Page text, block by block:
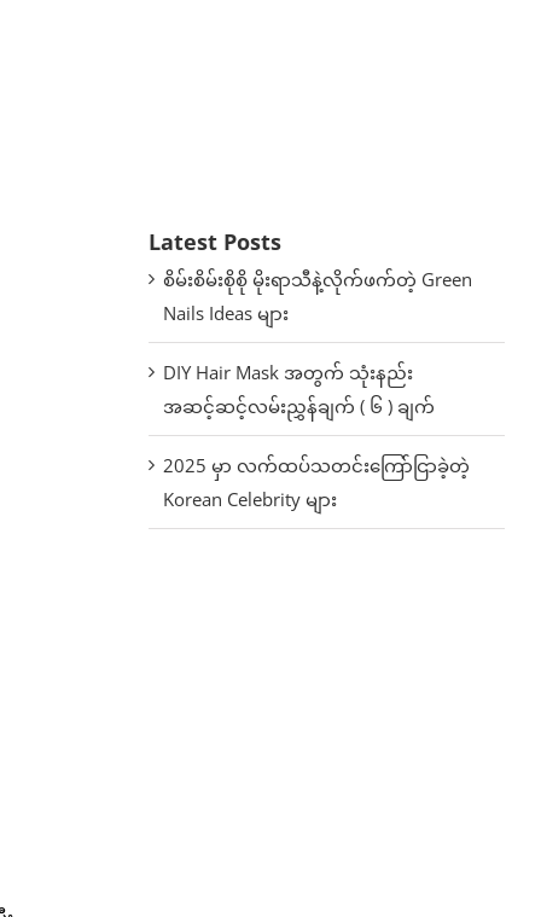
Latest Posts
စိမ်းစိမ်းစိုစို မိုးရာသီနဲ့လိုက်ဖက်တဲ့ Green
Nails Ideas များ
DIY Hair Mask အတွက် သုံးနည်း
အဆင့်ဆင့်လမ်းညွှန်ချက် ( ၆ ) ချက်
2025 မှာ လက်ထပ်သတင်းကြော်ငြာခဲ့တဲ့
Korean Celebrity များ